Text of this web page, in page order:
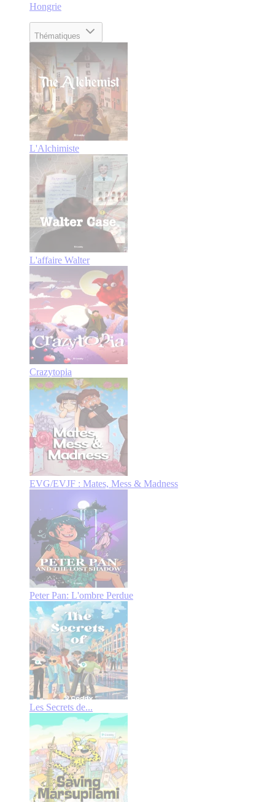
Hongrie
Thématiques
L'Alchimiste
L'affaire Walter
Crazytopia
EVG/EVJF : Mates, Mess & Madness
Peter Pan: L'ombre Perdue
Les Secrets de...